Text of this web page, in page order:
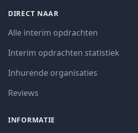
DIRECT NAAR
Alle interim opdrachten
Interim opdrachten statistiek
Inhurende organisaties
Reviews
INFORMATIE